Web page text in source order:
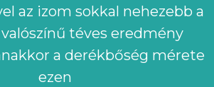
az izom sokkal nehezebb a
valószínű téves eredmény
a derékbőség mérete
ezen